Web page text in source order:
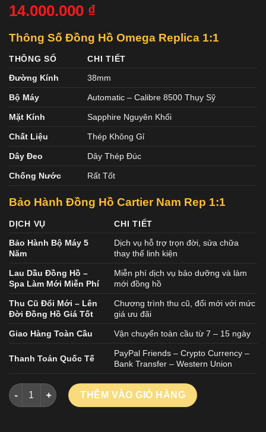
14.000.000 ₫
Thông Số Đồng Hồ Omega Replica 1:1
THÔNG SỐ
CHI TIẾT
Đường Kính
38mm
Bộ Máy Automatic – Calibre 8500 Thụy Sỹ
Mặt Kính Sapphire Nguyên Khối
Chất Liệu Thép Không Gỉ
Dây Đeo Dây Thép Đúc
Chống Nước Rất Tốt
Bảo Hành Đồng Hồ Cartier Nam Rep 1:1
DỊCH VỤ
CHI TIẾT
Bảo Hành Bộ Máy 5
Năm
Dịch vụ hỗ trợ trọn đời, sửa chữa
thay thế linh kiện
Lau Dầu Đồng Hồ –
Spa Làm Mới Miễn Phí
Miễn phí dịch vụ bảo dưỡng và làm
mới đồng hồ
Thu Cũ Đổi Mới – Lên
Đời Đồng Hồ Giá Tốt
Chương trình thu cũ, đổi mới với mức
giá ưu đãi
Giao Hàng Toàn Cầu Vận chuyển toàn cầu từ 7 – 15 ngày
Thanh Toán Quốc Tế
PayPal Friends – Crypto Currency –
Bank Transfer – Western Union
Đồng Hồ Omega Constellation Rep 11 Mặt Trắng Dây Thép
THÊM VÀO GIỎ HÀNG